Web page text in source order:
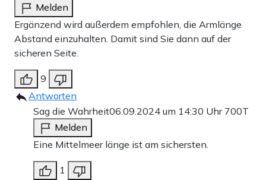
Melden
Ergänzend wird außerdem empfohlen, die Armlänge
Abstand einzuhalten. Damit sind Sie dann auf der
sicheren Seite.
9
Antworten
Sag die Wahrheit06.09.2024 um 14:30 Uhr 700T
Melden
Eine Mittelmeer länge ist am sichersten.
1